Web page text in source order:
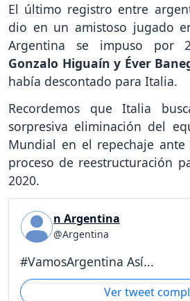
El último registro entre
dio en un amistoso jugado
Argentina se impuso por
Gonzalo Higuaín y Éver
había descontado para Italia.
Recordemos que Italia
sorpresiva eliminación del
Mundial en el repechaje ante
proceso de reestructuración
2020.
n Argentina
@Argentina
#VamosArgentina Así...
Ver tweet